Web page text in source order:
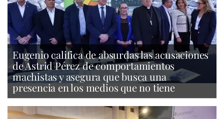
Eugenio califica de absurdas las acusaciones
de Astrid Pérez de comportamientos
machistas y asegura que busca una
presencia en los medios que no tiene